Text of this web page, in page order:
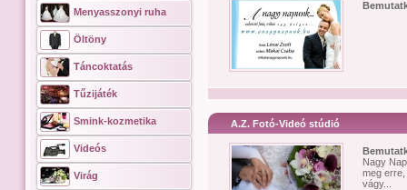
Menyasszonyi ruha
Öltöny
Táncoktatás
Tűzijáték
Smink-kozmetika
Videós
Virág
A.Z. Fotó-Videó stúdió
Nagy
meg
vágy...